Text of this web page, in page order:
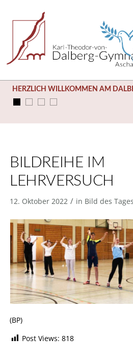
HERZLICH WILLKOMMEN AM
BILDREIHE IM
LEHRVERSUCH
12. Oktober 2022 / in Bild des Tages
(BP)
Post Views: 818